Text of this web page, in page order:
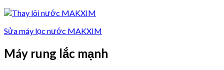
Sửa máy lọc nước MAKXIM
Máy rung lắc mạnh